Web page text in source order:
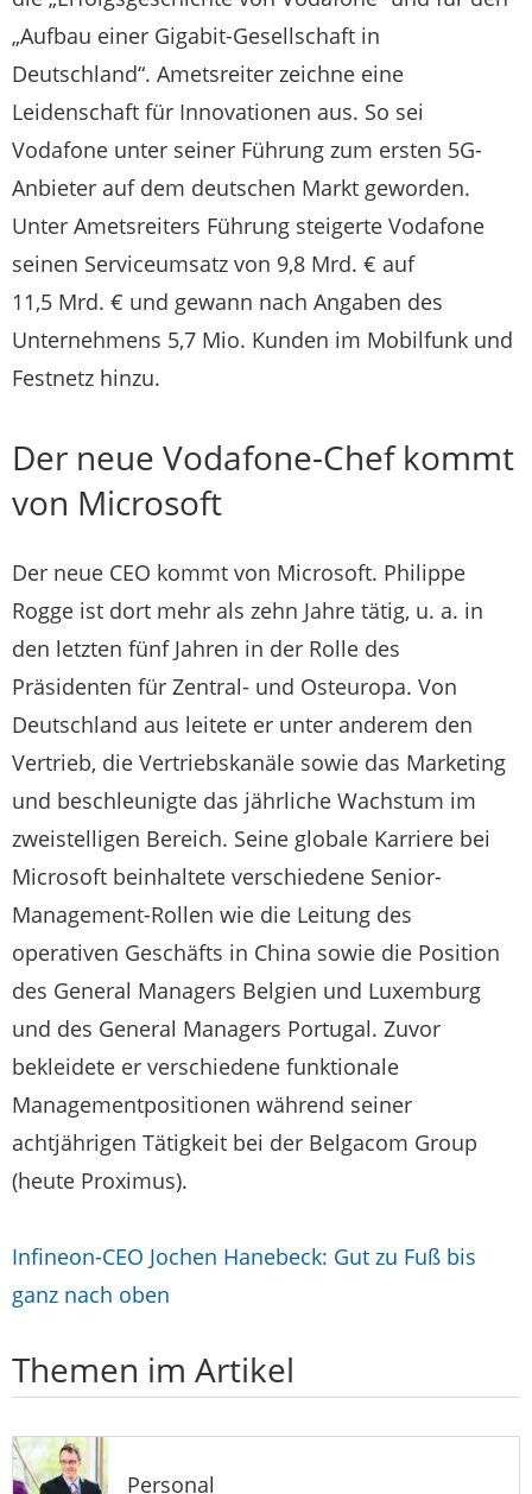
„Aufbau einer Gigabit-Gesellschaft in
Deutschland“. Ametsreiter zeichne eine
Leidenschaft für Innovationen aus. So sei
Vodafone unter seiner Führung zum ersten 5G-
Anbieter auf dem deutschen Markt geworden.
Unter Ametsreiters Führung steigerte Vodafone
seinen Serviceumsatz von 9,8 Mrd. € auf
11,5 Mrd. € und gewann nach Angaben des
Unternehmens 5,7 Mio. Kunden im Mobilfunk und
Festnetz hinzu.
Der neue Vodafone-Chef kommt
von Microsoft
Der neue CEO kommt von Microsoft. Philippe
Rogge ist dort mehr als zehn Jahre tätig, u. a. in
den letzten fünf Jahren in der Rolle des
Präsidenten für Zentral- und Osteuropa. Von
Deutschland aus leitete er unter anderem den
Vertrieb, die Vertriebskanäle sowie das Marketing
und beschleunigte das jährliche Wachstum im
zweistelligen Bereich. Seine globale Karriere bei
Microsoft beinhaltete verschiedene Senior-
Management-Rollen wie die Leitung des
operativen Geschäfts in China sowie die Position
des General Managers Belgien und Luxemburg
und des General Managers Portugal. Zuvor
bekleidete er verschiedene funktionale
Managementpositionen während seiner
achtjährigen Tätigkeit bei der Belgacom Group
(heute Proximus).
Infineon-CEO Jochen Hanebeck: Gut zu Fuß bis
ganz nach oben
Themen im Artikel
Personal